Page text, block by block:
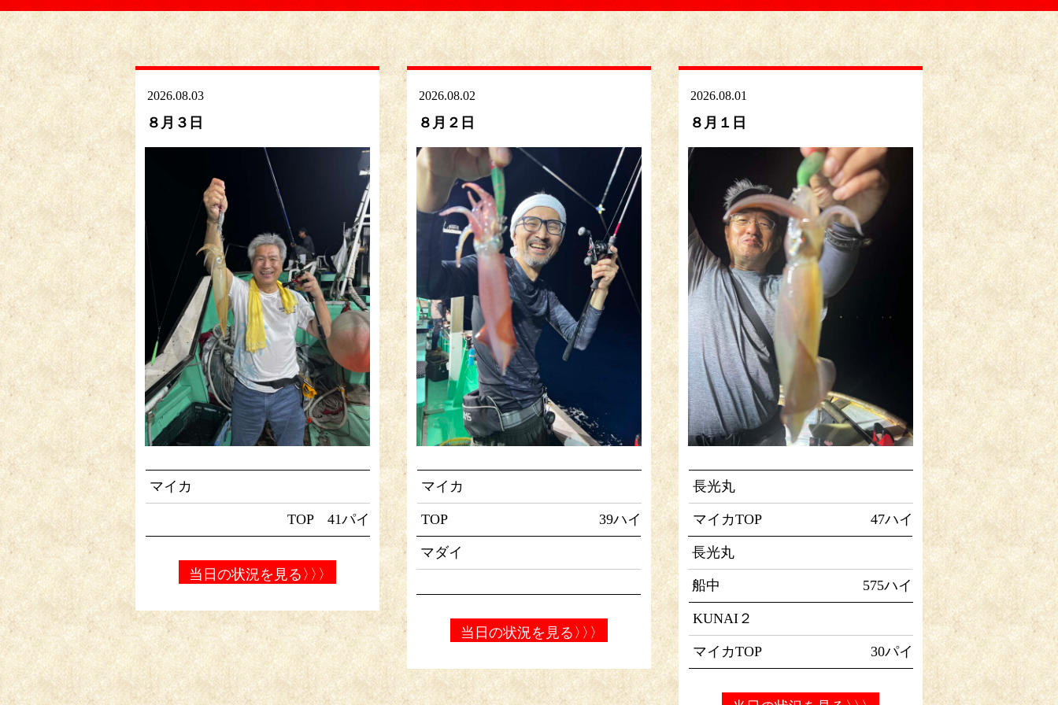
2026.08.03
８月３日
マイカ
TOP 41パイ
当日の状況を見る 〉〉〉
2026.08.02
８月２日
マイカ
TOP 39ハイ
マダイ
当日の状況を見る 〉〉〉
2026.08.01
８月１日
長光丸
マイカTOP 47ハイ
長光丸
船中 575ハイ
KUNAI２
マイカTOP 30パイ